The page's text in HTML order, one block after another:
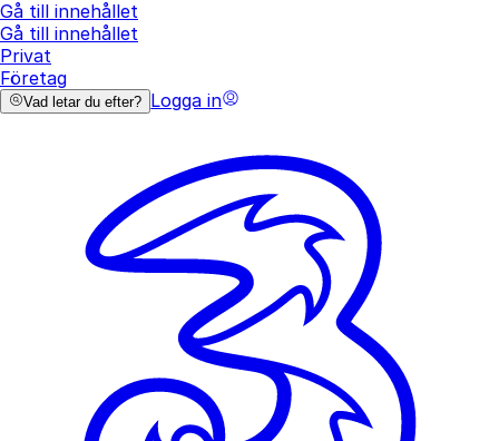
Gå till innehållet
Gå till innehållet
Privat
Företag
Vad letar du efter? Logga in